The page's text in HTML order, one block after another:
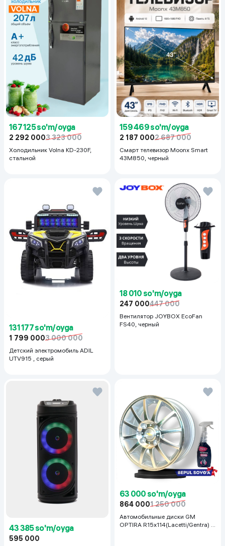
167 125 so'm/oyga
2 292 0003 323 000
Холодильник Volna KD-230F,
стальной
159 469 so'm/oyga
2 187 0002 687 000
Смарт телевизор Moonx Smart
43M850, черный
131 177 so'm/oyga
1 799 0003 000 000
Детский электромобиль ADIL
UTV915 , серый
18 010 so'm/oyga
247 000447 000
Вентилятор JOYBOX EcoFan
FS40, черный
43 385 so'm/oyga
595 000
63 000 so'm/oyga
864 0001 250 000
Автомобильные диски GM
OPTIRA R15x114(Lacetti/Gentra) 1